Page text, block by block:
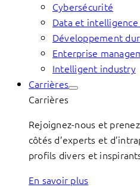
Cybersécurité
Data et
Développement
Enterprise
Intelligent industry
Carrières
Carrières
Rejoignez-nous et
côtés d’experts et
profils divers et
En savoir plus